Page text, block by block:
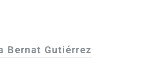
Bernat Gutiérrez